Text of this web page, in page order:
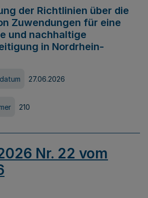
der Richtlinien über die
Zuwendungen für eine
und nachhaltige
in Nordrhein-
27.06.2026
210
Nr. 22 vom